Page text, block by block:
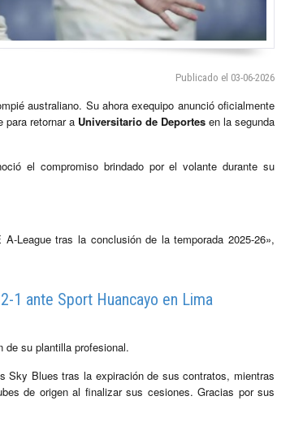
Publicado el 03-06-2026
australiano. Su ahora exequipo anunció oficialmente
para retornar a Universitario de Deportes en la segunda
el compromiso brindado por el volante durante su
League tras la conclusión de la temporada 2025-26»,
1 ante Sport Huancayo en Lima
de su plantilla profesional.
Sky Blues tras la expiración de sus contratos, mientras
de origen al finalizar sus cesiones. Gracias por sus